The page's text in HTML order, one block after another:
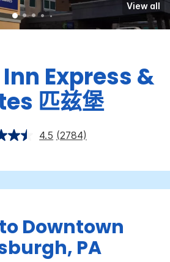
View all
Express &
匹兹堡
4.5 (2784)
Downtown
PA